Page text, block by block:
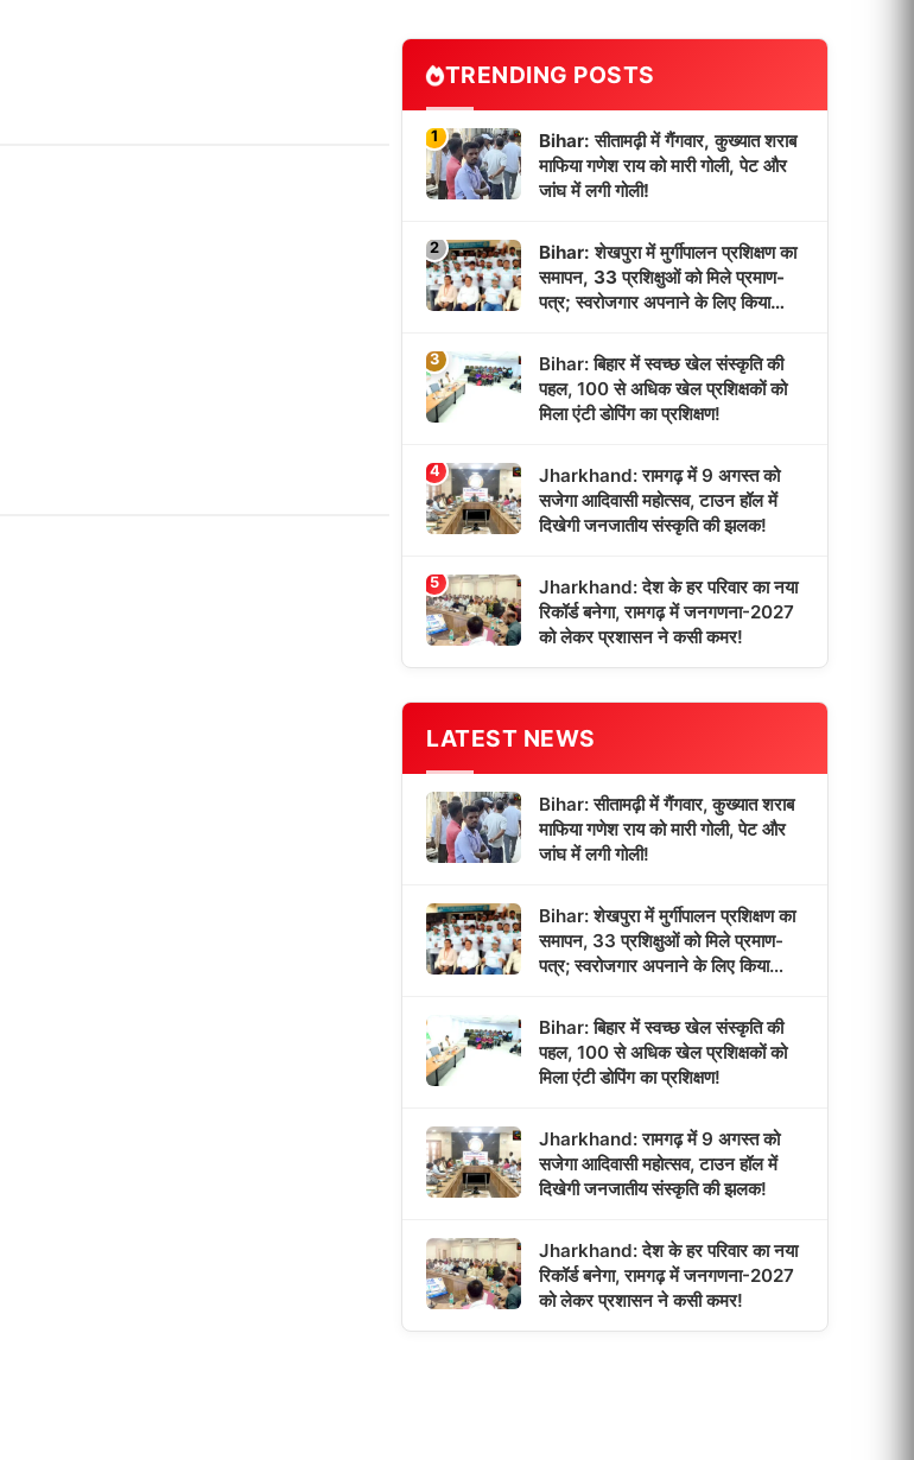
TRENDING POSTS
1
Bihar: सीतामढ़ी में गैंगवार, कुख्यात शराब
माफिया गणेश राय को मारी गोली, पेट और
जांघ में लगी गोली!
2
Bihar: शेखपुरा में मुर्गीपालन प्रशिक्षण का
समापन, 33 प्रशिक्षुओं को मिले प्रमाण-
पत्र; स्वरोजगार अपनाने के लिए किया
3
Bihar: बिहार में स्वच्छ खेल संस्कृति की
पहल, 100 से अधिक खेल प्रशिक्षकों को
मिला एंटी डोपिंग का प्रशिक्षण!
4
Jharkhand: रामगढ़ में 9 अगस्त को
सजेगा आदिवासी महोत्सव, टाउन हॉल में
दिखेगी जनजातीय संस्कृति की झलक!
5
Jharkhand: देश के हर परिवार का नया
रिकॉर्ड बनेगा, रामगढ़ में जनगणना-2027
को लेकर प्रशासन ने कसी कमर!
LATEST NEWS
Bihar: सीतामढ़ी में गैंगवार, कुख्यात शराब
माफिया गणेश राय को मारी गोली, पेट और
जांघ में लगी गोली!
Bihar: शेखपुरा में मुर्गीपालन प्रशिक्षण का
समापन, 33 प्रशिक्षुओं को मिले प्रमाण-
पत्र; स्वरोजगार अपनाने के लिए किया
Bihar: बिहार में स्वच्छ खेल संस्कृति की
पहल, 100 से अधिक खेल प्रशिक्षकों को
मिला एंटी डोपिंग का प्रशिक्षण!
Jharkhand: रामगढ़ में 9 अगस्त को
सजेगा आदिवासी महोत्सव, टाउन हॉल में
दिखेगी जनजातीय संस्कृति की झलक!
Jharkhand: देश के हर परिवार का नया
रिकॉर्ड बनेगा, रामगढ़ में जनगणना-2027
को लेकर प्रशासन ने कसी कमर!